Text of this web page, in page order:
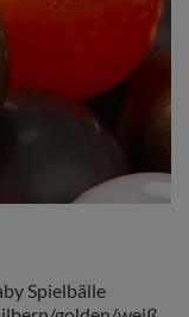
Spielbälle